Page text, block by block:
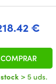
€
> 5 uds.
COMPRAR